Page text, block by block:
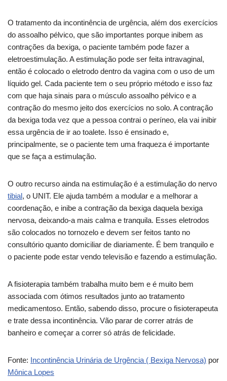
O tratamento da incontinência de urgência, além dos exercícios
do assoalho pélvico, que são importantes porque inibem as
contrações da bexiga, o paciente também pode fazer a
eletroestimulação. A estimulação pode ser feita intravaginal,
então é colocado o eletrodo dentro da vagina com o uso de um
líquido gel. Cada paciente tem o seu próprio método e isso faz
com que haja sinais para o músculo assoalho pélvico e a
contração do mesmo jeito dos exercícios no solo. A contração
da bexiga toda vez que a pessoa contrai o períneo, ela vai inibir
essa urgência de ir ao toalete. Isso é ensinado e,
principalmente, se o paciente tem uma fraqueza é importante
que se faça a estimulação.
O outro recurso ainda na estimulação é a estimulação do nervo
tibial, o UNIT. Ele ajuda também a modular e a melhorar a
coordenação, e inibe a contração da bexiga daquela bexiga
nervosa, deixando-a mais calma e tranquila. Esses eletrodos
são colocados no tornozelo e devem ser feitos tanto no
consultório quanto domiciliar de diariamente. É bem tranquilo e
o paciente pode estar vendo televisão e fazendo a estimulação.
A fisioterapia também trabalha muito bem e é muito bem
associada com ótimos resultados junto ao tratamento
medicamentoso. Então, sabendo disso, procure o fisioterapeuta
e trate dessa incontinência. Vão parar de correr atrás de
banheiro e começar a correr só atrás de felicidade.
Fonte: Incontinência Urinária de Urgência ( Bexiga Nervosa) por
Mônica Lopes